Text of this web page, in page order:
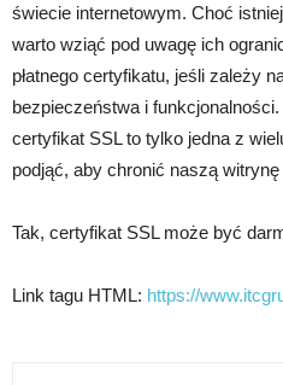
świecie internetowym. Choć
warto wziąć pod uwagę ich
płatnego certyfikatu, jeśli zależy
bezpieczeństwa i
certyfikat SSL to tylko jedna z
podjąć, aby chronić naszą
Tak, certyfikat SSL może być
Link tagu HTML: https://